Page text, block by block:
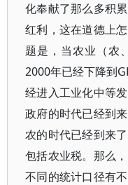
化奉献了那么多积
红利，这在道德上
题是，当农业（农
2000年已经下降到
经进入工业化中等
政府的时代已经到
农的时代已经到来
包括农业税。那么
不同的统计口径有